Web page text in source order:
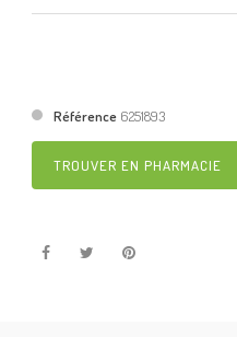
Référence 6251893
TROUVER EN PHARMACIE